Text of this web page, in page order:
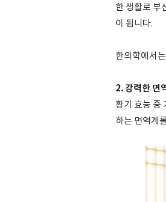
한 생활로 부
이 됩니다.
한의학에서
2. 강력한 면
황기 효능 중
하는 면역계